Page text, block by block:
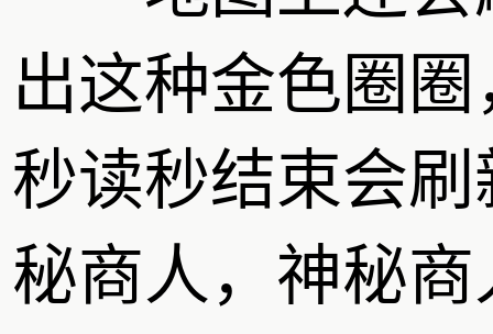
出这种金色圈圈
秒读秒结束会刷
秘商人，神秘商